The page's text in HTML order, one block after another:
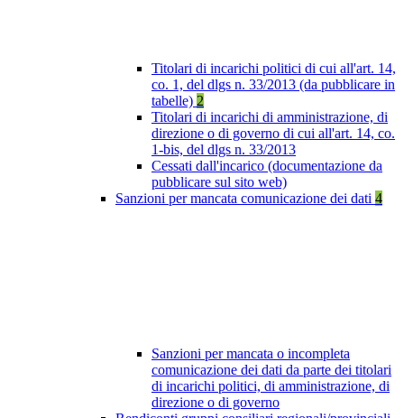
Titolari di incarichi politici di cui all'art. 14,
co. 1, del dlgs n. 33/2013 (da pubblicare in
tabelle) 2
Titolari di incarichi di amministrazione, di
direzione o di governo di cui all'art. 14, co.
1-bis, del dlgs n. 33/2013
Cessati dall'incarico (documentazione da
pubblicare sul sito web)
Sanzioni per mancata comunicazione dei dati 4
Sanzioni per mancata o incompleta
comunicazione dei dati da parte dei titolari
di incarichi politici, di amministrazione, di
direzione o di governo